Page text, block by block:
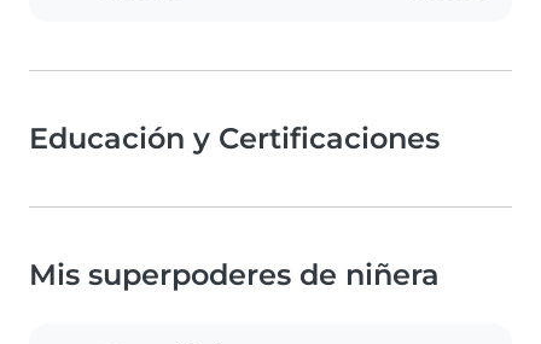
Educación y Certificaciones
Mis superpoderes de niñera